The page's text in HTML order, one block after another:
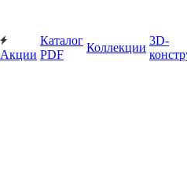
Акции
Каталог
PDF
Коллекции
3D-